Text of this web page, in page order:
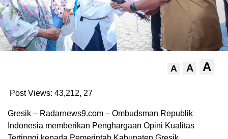
A A A
Post Views: 43,212, 27
Gresik – Radarnews9.com – Ombudsman Republik
Indonesia memberikan Penghargaan Opini Kualitas